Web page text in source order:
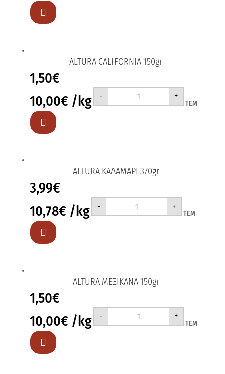

ALTURA CALIFORNIA 150gr
1,50€
10,00€ /kg -
ALTURA
CALIFORNIA
150gr
+
ΤΕΜ

ALTURA ΚΑΛΑΜΑΡΙ 370gr
3,99€
10,78€ /kg -
ALTURA
370gr
+
ΤΕΜ

ALTURA ΜΕΞΙΚΑΝΑ 150gr
1,50€
10,00€ /kg -
ALTURA
150gr
+
ΤΕΜ
